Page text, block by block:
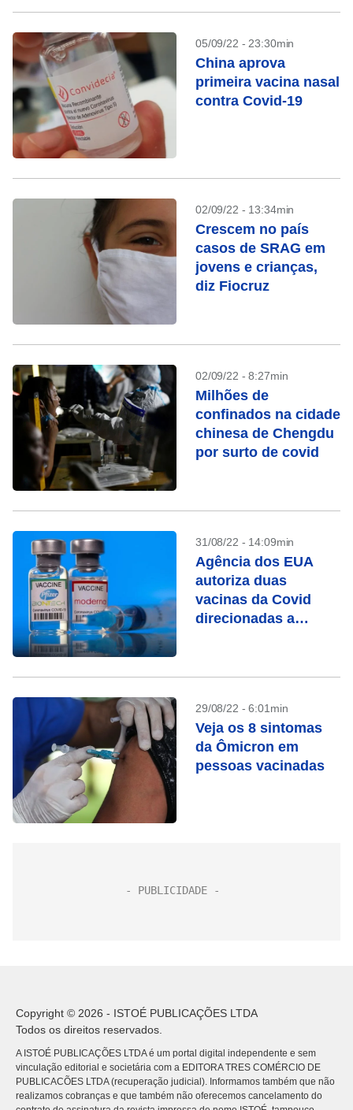
05/09/22 - 23:30min
China aprova
primeira vacina nasal
contra Covid-19
02/09/22 - 13:34min
Crescem no país
casos de SRAG em
jovens e crianças,
diz Fiocruz
02/09/22 - 8:27min
Milhões de
confinados na cidade
chinesa de Chengdu
por surto de covid
31/08/22 - 14:09min
Agência dos EUA
autoriza duas
vacinas da Covid
direcionadas a
29/08/22 - 6:01min
Veja os 8 sintomas
da Ômicron em
pessoas vacinadas
Copyright © 2026 - ISTOÉ PUBLICAÇÕES LTDA
Todos os direitos reservados.
A ISTOÉ PUBLICAÇÕES LTDA é um portal digital independente e sem
vinculação editorial e societária com a EDITORA TRES COMÉRCIO DE
PUBLICACÕES LTDA (recuperação judicial). Informamos também que não
realizamos cobranças e que também não oferecemos cancelamento do